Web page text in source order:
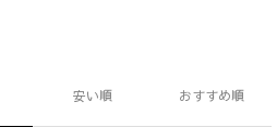
安い順 おすすめ順